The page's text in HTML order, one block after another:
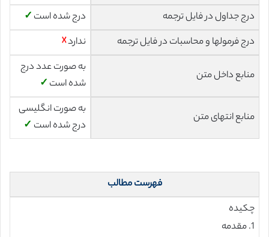
درج جداول در فایل ترجمه
درج شده است ✓
درج فرمولها و محاسبات در فایل ترجمه
ندارد☓
منابع داخل متن
به صورت عدد درج
شده است ✓
منابع انتهای متن
به صورت انگلیسی
درج شده است ✓
فهرست مطالب
چکیده
1. مقدمه